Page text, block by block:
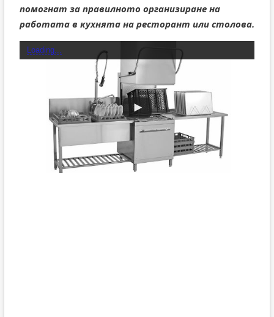
помогнат за правилното организиране на
работата в кухнята на ресторант или столова.
Loading...